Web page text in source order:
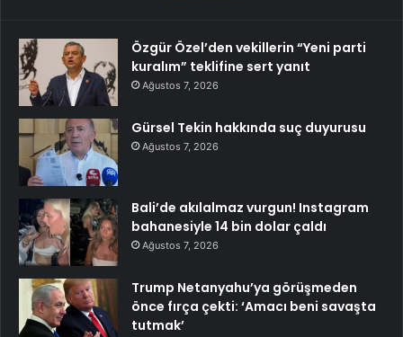
Özgür Özel’den vekillerin “Yeni parti
kuralım” teklifine sert yanıt
Ağustos 7, 2026
Gürsel Tekin hakkında suç duyurusu
Ağustos 7, 2026
Bali’de akılalmaz vurgun! Instagram
bahanesiyle 14 bin dolar çaldı
Ağustos 7, 2026
Trump Netanyahu’ya görüşmeden
önce fırça çekti: ‘Amacı beni savaşta
tutmak’